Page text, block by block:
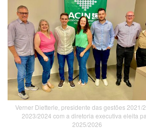
Verner Dietterle, presidente das gestões 2021/
2023/2024 com a diretoria executiva eleita
2025/2026